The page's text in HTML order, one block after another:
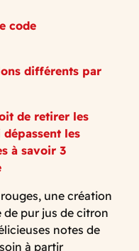
code
différents par
de retirer les
les
à savoir 3
une création
pur jus de citron
notes de
à partir